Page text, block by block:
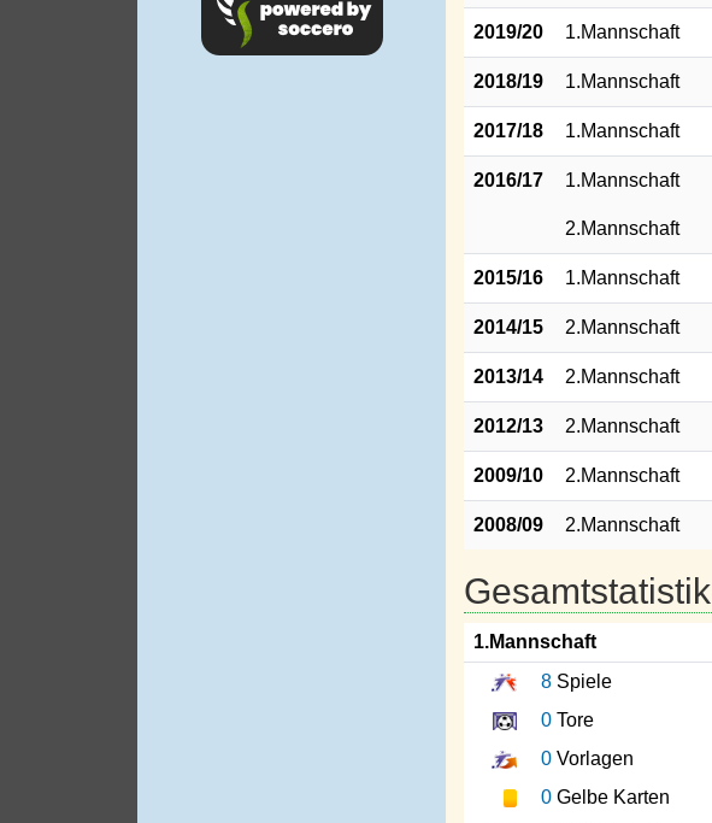
2019/20 1.Mannschaft
2018/19 1.Mannschaft
2017/18 1.Mannschaft
2016/17 1.Mannschaft
2.Mannschaft
2015/16 1.Mannschaft
2014/15 2.Mannschaft
2013/14 2.Mannschaft
2012/13 2.Mannschaft
2009/10 2.Mannschaft
2008/09 2.Mannschaft
Gesamtstatistik
1.Mannschaft
8 Spiele
0 Tore
0 Vorlagen
0 Gelbe Karten